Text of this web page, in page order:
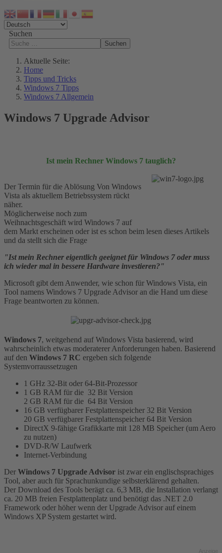
Suchen
Suchen
Aktuelle Seite:
Home
Tipps und Tricks
Windows 7 Tipps
Windows 7 Allgemein
Windows 7 Upgrade Advisor
Ist mein Rechner Windows 7 tauglich?
Der Termin für die Ablösung Von Windows
Vista als aktuellem Betriebssystem rückt
näher.
Möglicherweise noch zum
Weihnachtsgeschäft wird Windows 7 auf
dem Markt erscheinen oder ist es schon beim lesen dieses Artikels
und da stellt sich die Frage
"Ist mein Rechner eigentlich geeignet für Windows 7 oder muss
ich wieder mal in bessere Hardware investieren?"
Microsoft gibt dem Anwender, wie schon für Windows Vista, ein
Tool namens Windows 7 Upgrade Advisor an die Hand um diese
Frage beantworten zu können.
Windows 7, weitgehend auf Windows Vista basierend, wird
wahrscheinlich etwas moderaterer Anforderungen haben. Basierend
auf den Windows 7 RC ergeben sich folgende
Systemvorraussetzugen
1 GHz 32-Bit oder 64-Bit-Prozessor
1 GB RAM für die 32 Bit Version
2 GB RAM für die 64 Bit Version
16 GB verfügbarer Festplattenspeicher 32 Bit Version
20 GB verfügbarer Festplattenspeicher 64 Bit Version
DirectX 9-fähige Grafikkarte mit 128 MB Speicher (um Aero
zu nutzen)
DVD-R/W Laufwerk
Internet-Verbindung
Der Windows 7 Upgrade Advisor ist zwar ein englischsprachiges
Tool, aber auch für Sprachunkundige selbsterklärend gehalten.
Der Download des Tools berägt ca. 6,3 MB, die Installation verlangt
ca. 20 MB freien Festplattenplatz und benötigt das .NET 2.0
Framework oder höher wenn der Upgrade Advisor auf einem
Windows XP System gestartet wird.